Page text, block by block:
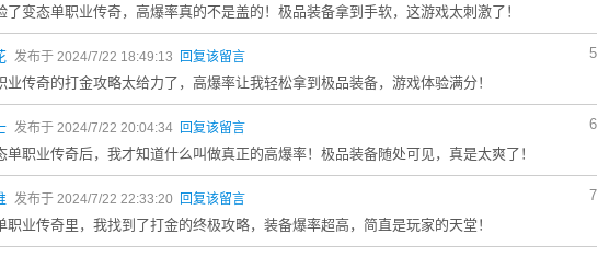
了变态单职业传奇，高爆率真的不是盖的！极品装备拿到手软，这游戏太刺激了！
5
发布于 2024/7/22 18:49:13 回复该留言
业传奇的打金攻略太给力了，高爆率让我轻松拿到极品装备，游戏体验满分！
6
发布于 2024/7/22 20:04:34 回复该留言
单职业传奇后，我才知道什么叫做真正的高爆率！极品装备随处可见，真是太爽了！
7
发布于 2024/7/22 22:33:20 回复该留言
职业传奇里，我找到了打金的终极攻略，装备爆率超高，简直是玩家的天堂！